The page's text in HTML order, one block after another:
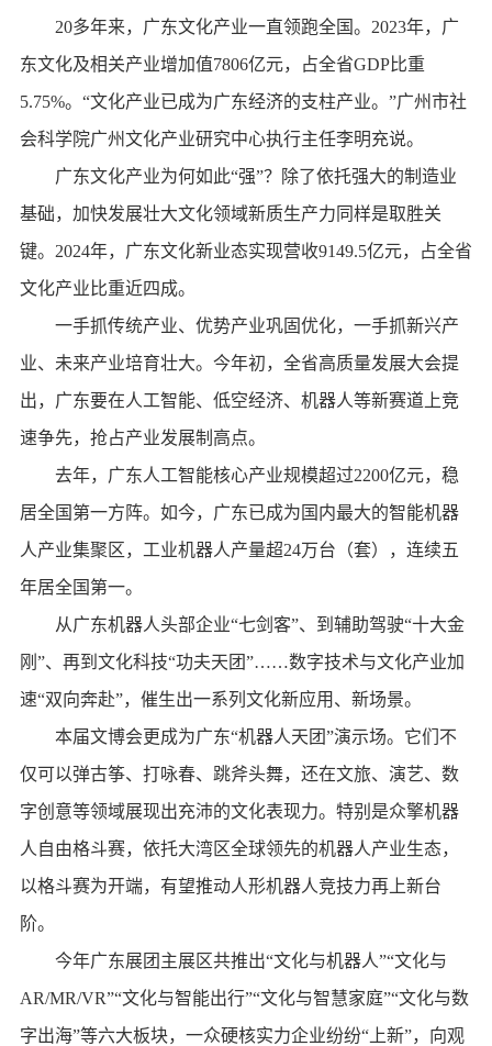
20多年来，广东文化产业一直领跑全国。2023年，广
东文化及相关产业增加值7806亿元，占全省GDP比重
5.75%。“文化产业已成为广东经济的支柱产业。”广州市社
会科学院广州文化产业研究中心执行主任李明充说。
广东文化产业为何如此“强”？除了依托强大的制造业
基础，加快发展壮大文化领域新质生产力同样是取胜关
键。2024年，广东文化新业态实现营收9149.5亿元，占全省
文化产业比重近四成。
一手抓传统产业、优势产业巩固优化，一手抓新兴产
业、未来产业培育壮大。今年初，全省高质量发展大会提
出，广东要在人工智能、低空经济、机器人等新赛道上竞
速争先，抢占产业发展制高点。
去年，广东人工智能核心产业规模超过2200亿元，稳
居全国第一方阵。如今，广东已成为国内最大的智能机器
人产业集聚区，工业机器人产量超24万台（套），连续五
年居全国第一。
从广东机器人头部企业“七剑客”、到辅助驾驶“十大金
刚”、再到文化科技“功夫天团”……数字技术与文化产业加
速“双向奔赴”，催生出一系列文化新应用、新场景。
本届文博会更成为广东“机器人天团”演示场。它们不
仅可以弹古筝、打咏春、跳斧头舞，还在文旅、演艺、数
字创意等领域展现出充沛的文化表现力。特别是众擎机器
人自由格斗赛，依托大湾区全球领先的机器人产业生态，
以格斗赛为开端，有望推动人形机器人竞技力再上新台
阶。
今年广东展团主展区共推出“文化与机器人”“文化与
AR/MR/VR”“文化与智能出行”“文化与智慧家庭”“文化与数
字出海”等六大板块，一众硬核实力企业纷纷“上新”，向观